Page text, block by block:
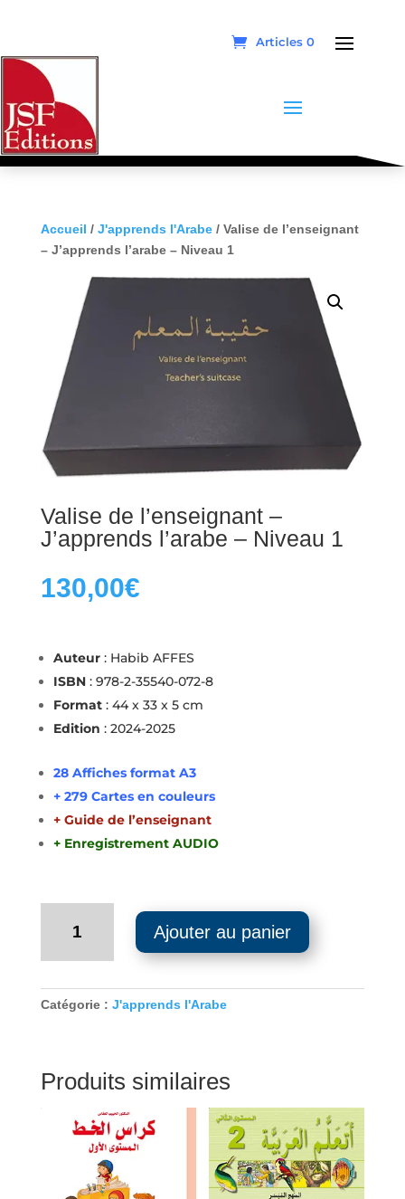
Articles 0
Accueil / J'apprends l'Arabe/ Valise de l’enseignant
– J’apprends l’arabe – Niveau 1
Valise de l’enseignant –
J’apprends l’arabe – Niveau 1
130,00€
Auteur: Habib AFFES
ISBN: 978-2-35540-072-8
Format: 44 x 33 x 5 cm
Edition : 2024-2025
28 Affiches format A3
+ 279 Cartes en couleurs
+ Guide de l’enseignant
+ Enregistrement AUDIO
l'enseignant
-
Ajouter au panier
Catégorie : J'apprends l'Arabe
Produits similaires